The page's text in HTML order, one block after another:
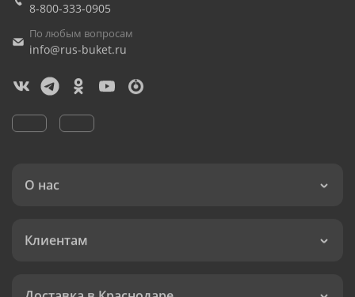
8-800-333-0905
По любым вопросам
info@rus-buket.ru
О нас
Клиентам